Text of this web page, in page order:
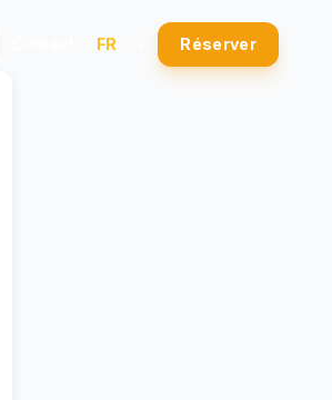
FR Réserver